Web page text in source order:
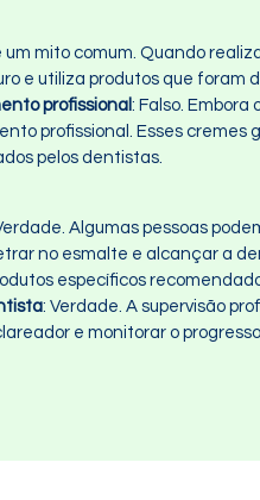
um mito comum. Quando
e utiliza produtos que foram
profissional : Falso.
profissional. Esses
pelos dentistas.
Algumas pessoas
no esmalte e alcançar a
específicos
: Verdade. A supervisão
e monitorar o